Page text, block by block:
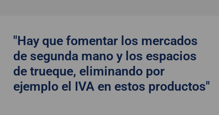
"Hay que fomentar los mercados
de segunda mano y los espacios
de trueque, eliminando por
ejemplo el IVA en estos productos"